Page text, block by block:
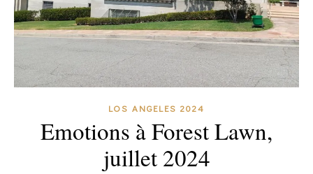
LOS ANGELES 2024
Emotions à Forest Lawn,
juillet 2024